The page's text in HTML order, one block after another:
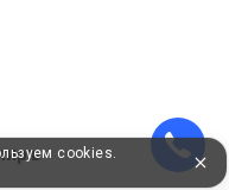
cookies.